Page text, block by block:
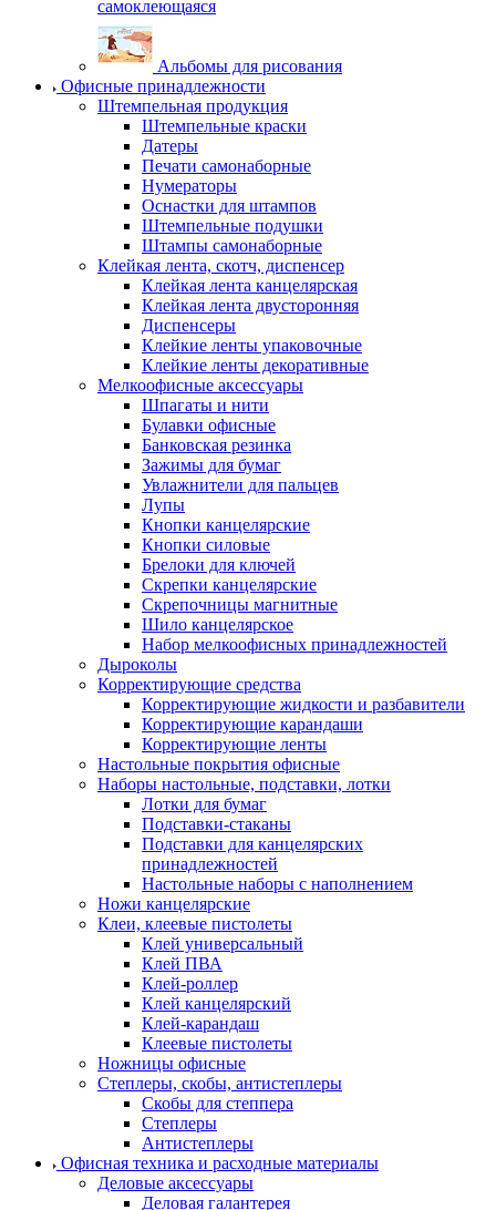
самоклеющаяся
Альбомы для рисования
Офисные принадлежности
Штемпельная продукция
Штемпельные краски
Датеры
Печати самонаборные
Нумераторы
Оснастки для штампов
Штемпельные подушки
Штампы самонаборные
Клейкая лента, скотч, диспенсер
Клейкая лента канцелярская
Клейкая лента двусторонняя
Диспенсеры
Клейкие ленты упаковочные
Клейкие ленты декоративные
Мелкоофисные аксессуары
Шпагаты и нити
Булавки офисные
Банковская резинка
Зажимы для бумаг
Увлажнители для пальцев
Лупы
Кнопки канцелярские
Кнопки силовые
Брелоки для ключей
Скрепки канцелярские
Скрепочницы магнитные
Шило канцелярское
Набор мелкоофисных принадлежностей
Дыроколы
Корректирующие средства
Корректирующие жидкости и разбавители
Корректирующие карандаши
Корректирующие ленты
Настольные покрытия офисные
Наборы настольные, подставки, лотки
Лотки для бумаг
Подставки-стаканы
Подставки для канцелярских
принадлежностей
Настольные наборы с наполнением
Ножи канцелярские
Клеи, клеевые пистолеты
Клей универсальный
Клей ПВА
Клей-роллер
Клей канцелярский
Клей-карандаш
Клеевые пистолеты
Ножницы офисные
Степлеры, скобы, антистеплеры
Скобы для степпера
Степлеры
Антистеплеры
Офисная техника и расходные материалы
Деловые аксессуары
Деловая галантерея